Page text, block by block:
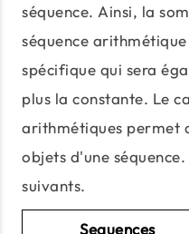
séquence. Ainsi, la
séquence
spécifique qui sera
plus la constante. Le
arithmétiques permet
objets d'une
suivants.
Sequences